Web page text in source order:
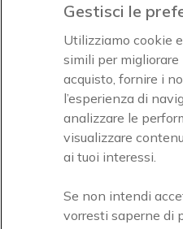
Onedirect,
Gestisci le
Utilizziamo cookie
simili per
acquisto, fornire i
l’esperienza di
analizzare le
visualizzare
ai tuoi interessi.
Se non intendi
vorresti saperne di